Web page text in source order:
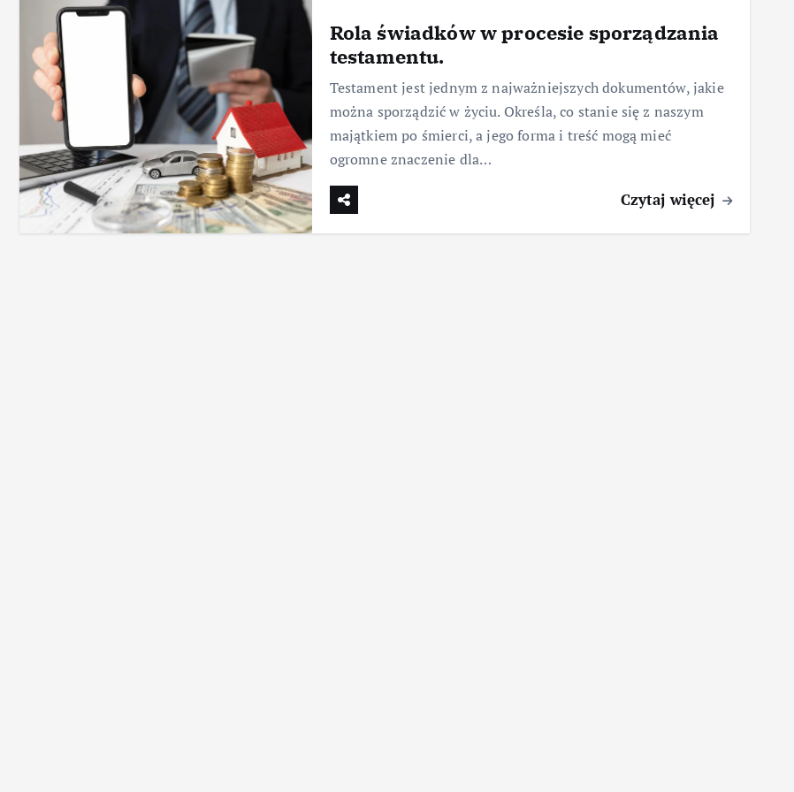
Rola świadków w procesie sporządzania
testamentu.
Testament jest jednym z najważniejszych dokumentów, jakie
można sporządzić w życiu. Określa, co stanie się z naszym
majątkiem po śmierci, a jego forma i treść mogą mieć
ogromne znaczenie dla…
Czytaj więcej